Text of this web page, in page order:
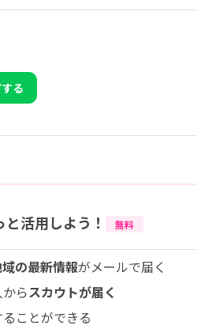
る
活用しよう！ 無料
の最新情報がメールで届く
らスカウトが届く
ことができる